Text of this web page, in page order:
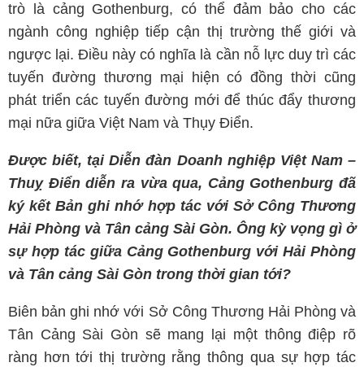
trò là cảng Gothenburg, có thể đảm bảo cho các
ngành công nghiệp tiếp cận thị trường thế giới và
ngược lại. Điều này có nghĩa là cần nỗ lực duy trì các
tuyến đường thương mại hiện có đồng thời cũng
phát triển các tuyến đường mới để thúc đẩy thương
mại nữa giữa Việt Nam và Thụy Điển.
Được biết, tại Diễn đàn Doanh nghiệp Việt Nam –
Thuỵ Điển diễn ra vừa qua, Cảng Gothenburg đã
ký kết Bản ghi nhớ hợp tác với Sở Công Thương
Hải Phòng và Tân cảng Sài Gòn. Ông kỳ vọng gì ở
sự hợp tác giữa Cảng Gothenburg với Hải Phòng
và Tân cảng Sài Gòn trong thời gian tới?
Biên bản ghi nhớ với Sở Công Thương Hải Phòng và
Tân Cảng Sài Gòn sẽ mang lại một thông điệp rõ
ràng hơn tới thị trường rằng thông qua sự hợp tác